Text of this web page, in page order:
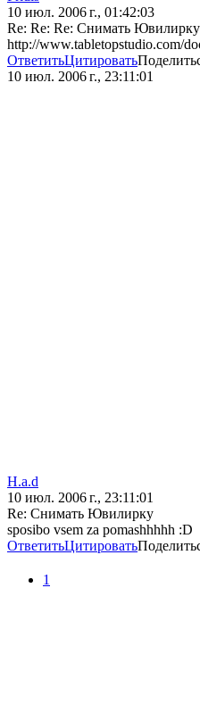
10 июл. 2006 г., 01:42:03
Re: Re: Re: Снимать Ювилирку
http://www.tabletopstudio.com/
ОтветитьЦитировать
10 июл. 2006 г., 23:11:01
H.a.d
10 июл. 2006 г., 23:11:01
Re: Снимать Ювилирку
sposibo vsem za pomashhhhh :D
ОтветитьЦитировать
1